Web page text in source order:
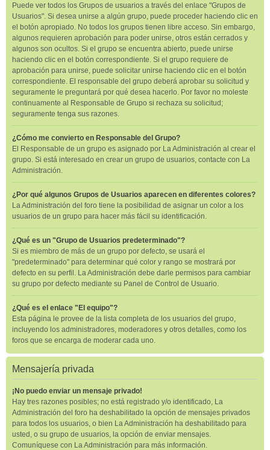
Puede ver todos los Grupos de usuarios a través del enlace "Grupos de
Usuarios". Si desea unirse a algún grupo, puede proceder haciendo clic en
el botón apropiado. No todos los grupos tienen libre acceso. Sin embargo,
algunos requieren aprobación para poder unirse, otros están cerrados y
algunos son ocultos. Si el grupo se encuentra abierto, puede unirse
haciendo clic en el botón correspondiente. Si el grupo requiere de
aprobación para unirse, puede solicitar unirse haciendo clic en el botón
correspondiente. El responsable del grupo deberá aprobar su solicitud y
seguramente le preguntará por qué desea hacerlo. Por favor no moleste
continuamente al Responsable de Grupo si rechaza su solicitud;
seguramente tenga sus razones.
¿Cómo me convierto en Responsable del Grupo?
El Responsable de un grupo es asignado por La Administración al crear el
grupo. Si está interesado en crear un grupo de usuarios, contacte con La
Administración.
¿Por qué algunos Grupos de Usuarios aparecen en diferentes colores?
La Administración del foro tiene la posibilidad de asignar un color a los
usuarios de un grupo para hacer más fácil su identificación.
¿Qué es un "Grupo de Usuarios predeterminado"?
Si es miembro de más de un grupo por defecto, se usará el
"predeterminado" para determinar qué color y rango se mostrará por
defecto en su perfil. La Administración debe darle permisos para cambiar
su grupo por defecto mediante su Panel de Control de Usuario.
¿Qué es el enlace "El equipo"?
Esta página le provee de la lista completa de los usuarios del grupo,
incluyendo los administradores, moderadores y otros detalles, como los
foros que se encarga de moderar cada uno.
Mensajería privada
¡No puedo enviar un mensaje privado!
Hay tres razones posibles; no está registrado y/o identificado, La
Administración del foro ha deshabilitado la opción de mensajes privados
para todos los usuarios, o bien La Administración ha deshabilitado para
usted, o su grupo de usuarios, la opción de enviar mensajes.
Comuníquese con La Administración para más información.